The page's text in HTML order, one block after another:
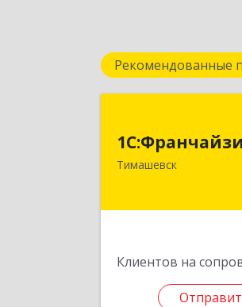
Рекомендованные
Тимашевск
Клиентов на
Краснодарский
н, Медведовская